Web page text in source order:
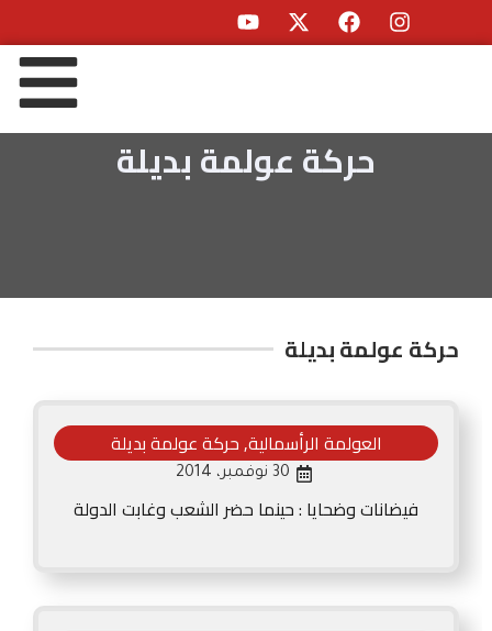
حركة عولمة بديلة
حركة عولمة بديلة
العولمة الرأسمالية,حركة عولمة بديلة
30 نوفمبر، 2014
فيضانات وضحايا : حينما حضر الشعب وغابت الدولة